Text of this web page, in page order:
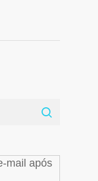
mail após